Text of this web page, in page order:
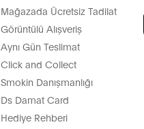
Mağazada Ücretsiz Tadilat
Görüntülü Alışveriş
Aynı Gün Teslimat
Click and Collect
Smokin Danışmanlığı
Ds Damat Card
Hediye Rehberi